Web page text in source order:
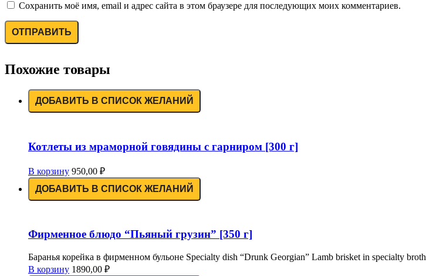
Сохранить моё имя, email и адрес сайта в этом браузере для последующих моих комментариев.
Похожие товары
ДОБАВИТЬ В СПИСОК ЖЕЛАНИЙ
Котлеты из мраморной говядины с гарниром [300 г]
В корзину 950,00 ₽
ДОБАВИТЬ В СПИСОК ЖЕЛАНИЙ
Фирменное блюдо “Пьяный грузин” [350 г]
Баранья корейка в фирменном бульоне Specialty dish “Drunk Georgian” Lamb brisket in specialty broth
В корзину 1890,00 ₽